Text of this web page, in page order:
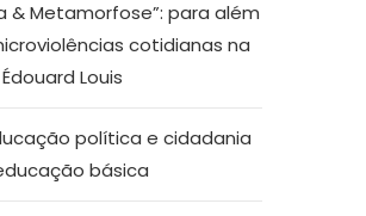
& Metamorfose”: para além
cotidianas na
Louis
política e cidadania
básica